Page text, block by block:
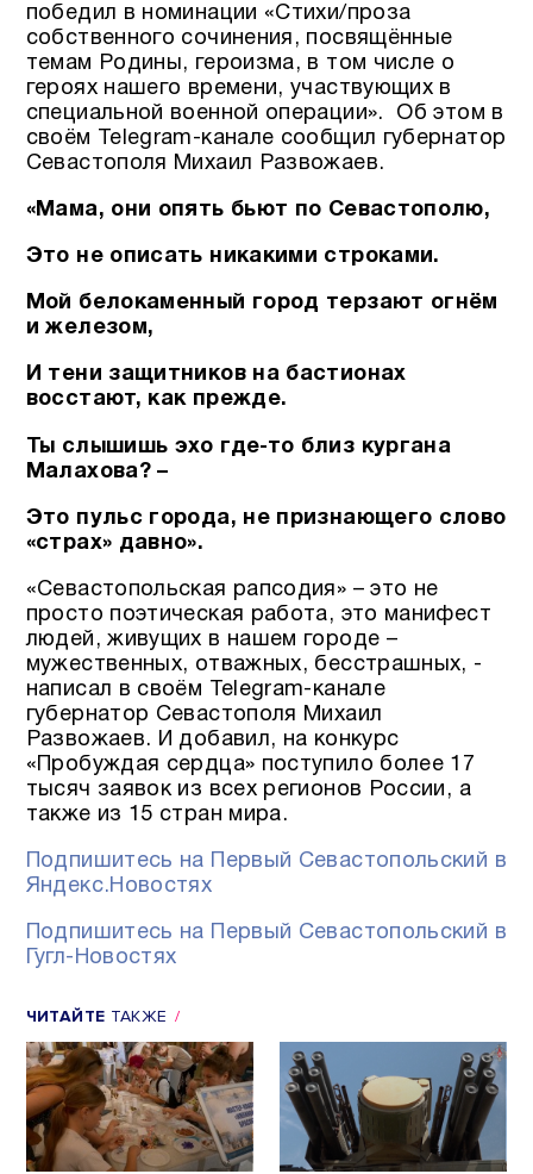
победил в номинации «Стихи/проза
собственного сочинения, посвящённые
темам Родины, героизма, в том числе о
героях нашего времени, участвующих в
специальной военной операции». Об этом в
своём Telegram-канале сообщил губернатор
Севастополя Михаил Развожаев.
«Мама, они опять бьют по Севастополю,
Это не описать никакими строками.
Мой белокаменный город терзают огнём
и железом,
И тени защитников на бастионах
восстают, как прежде.
Ты слышишь эхо где-то близ кургана
Малахова? –
Это пульс города, не признающего слово
«страх» давно».
«Севастопольская рапсодия» – это не
просто поэтическая работа, это манифест
людей, живущих в нашем городе –
мужественных, отважных, бесстрашных, -
написал в своём Telegram-канале
губернатор Севастополя Михаил
Развожаев. И добавил, на конкурс
«Пробуждая сердца» поступило более 17
тысяч заявок из всех регионов России, а
также из 15 стран мира.
Подпишитесь на Первый Севастопольский в
Яндекс.Новостях
Подпишитесь на Первый Севастопольский в
Гугл-Новостях
ЧИТАЙТЕ ТАКЖЕ